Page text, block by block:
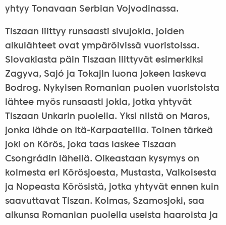
yhtyy Tonavaan Serbian Vojvodinassa.
Tiszaan liittyy runsaasti sivujokia, joiden
alkulähteet ovat ympäröivissä vuoristoissa.
Slovakiasta päin Tiszaan liittyvät esimerkiksi
Zagyva, Sajó ja Tokajin luona jokeen laskeva
Bodrog. Nykyisen Romanian puolen vuoristoista
lähtee myös runsaasti jokia, jotka yhtyvät
Tiszaan Unkarin puolella. Yksi niistä on Maros,
jonka lähde on Itä-Karpaateilla. Toinen tärkeä
joki on Körös, joka taas laskee Tiszaan
Csongrádin lähellä. Oikeastaan kysymys on
kolmesta eri Körösjoesta, Mustasta, Valkoisesta
ja Nopeasta Körösistä, jotka yhtyvät ennen kuin
saavuttavat Tiszan. Kolmas, Szamosjoki, saa
alkunsa Romanian puolella useista haaroista ja